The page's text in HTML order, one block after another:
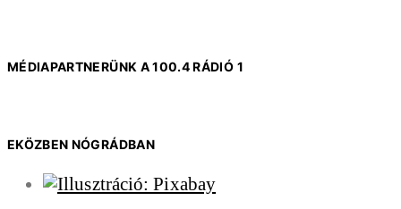
MÉDIAPARTNERÜNK A 100.4 RÁDIÓ 1
EKÖZBEN NÓGRÁDBAN